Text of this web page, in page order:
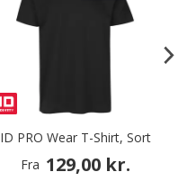
ID PRO Wear T-Shirt, Sort
Fra 129,00 kr.